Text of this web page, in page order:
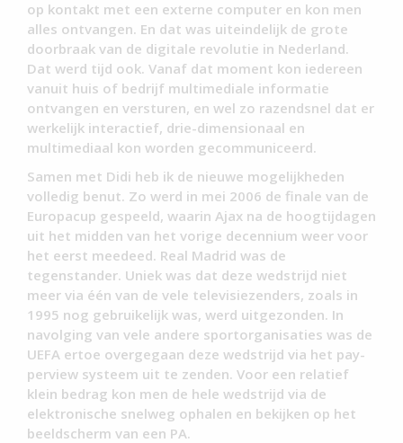
op kontakt met een externe computer en kon men
alles ontvangen. En dat was uiteindelijk de grote
doorbraak van de digitale revolutie in Nederland.
Dat werd tijd ook. Vanaf dat moment kon iedereen
vanuit huis of bedrijf multimediale informatie
ontvangen en versturen, en wel zo razendsnel dat er
werkelijk interactief, drie-dimensionaal en
multimediaal kon worden gecommuniceerd.
Samen met Didi heb ik de nieuwe mogelijkheden
volledig benut. Zo werd in mei 2006 de finale van de
Europacup gespeeld, waarin Ajax na de hoogtijdagen
uit het midden van het vorige decennium weer voor
het eerst meedeed. Real Madrid was de
tegenstander. Uniek was dat deze wedstrijd niet
meer via één van de vele televisiezenders, zoals in
1995 nog gebruikelijk was, werd uitgezonden. In
navolging van vele andere sportorganisaties was de
UEFA ertoe overgegaan deze wedstrijd via het pay-
perview systeem uit te zenden. Voor een relatief
klein bedrag kon men de hele wedstrijd via de
elektronische snelweg ophalen en bekijken op het
beeldscherm van een PA.